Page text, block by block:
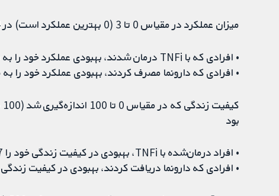
میزان عملکرد در مقیاس 0 تا 3 (0 بهترین عملکرد است) در 24 هفته، 0.33 امتیاز بهتر با TNFi بود
• افرادی که با TNFi درمان شدند، بهبودی عملکرد خود را به میزان 0.47 امتیاز ارزیابی کردند.
• افرادی که دارونما مصرف کردند، بهبودی عملکرد خود را به میزان 0.14 امتیاز
بود
• افراد درمان‌شده با TNFi، بهبودی در کیفیت زندگی خود را 5.7 امتیاز ارزیابی کردند.
• افرادی که دارونما دریافت کردند، بهبودی در کیفیت زندگی خود را 2.4 امتیاز